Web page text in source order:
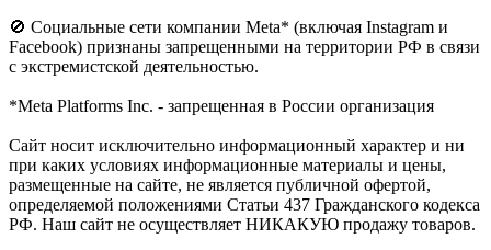
🚫 Социальные сети компании Meta* (включая Instagram и
Facebook) признаны запрещенными на территории РФ в связи
с экстремистской деятельностью.
*Meta Platforms Inc. - запрещенная в России организация
Cайт носит исключительно информационный характер и ни
при каких условиях информационные материалы и цены,
размещенные на сайте, не является публичной офертой,
определяемой положениями Статьи 437 Гражданского кодекса
РФ. Наш сайт не осуществляет НИКАКУЮ продажу товаров.